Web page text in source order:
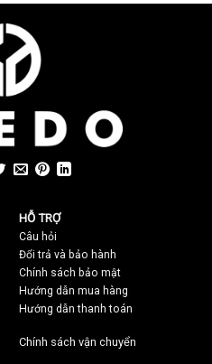
HỖ TRỢ
Câu hỏi
Đổi trả và bảo hành
Chính sách bảo mật
Hướng dẫn mua hàng
Hướng dẫn thanh toán
Chính sách vận chuyển